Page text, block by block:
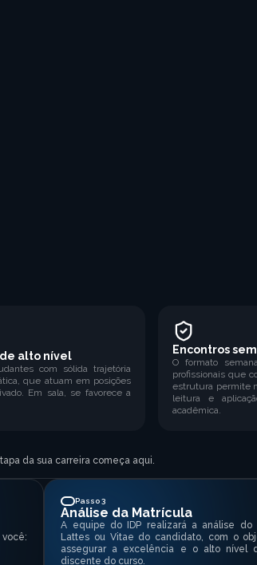
alto nível
com sólida trajetória
que atuam em posições
Em sala, se favorece a
Encontros
O formato
profissionais que
estrutura permite
leitura e
acadêmica.
da sua carreira começa aqui.
Passo 3
Análise da Matrícula
A equipe do IDP realizará a análise do
Lattes ou Vitae do candidato, com o
assegurar a excelência e o alto nível
discente do curso.